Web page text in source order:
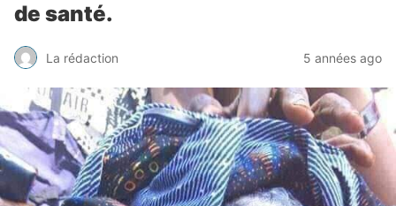
de santé.
La rédaction 5 années ago